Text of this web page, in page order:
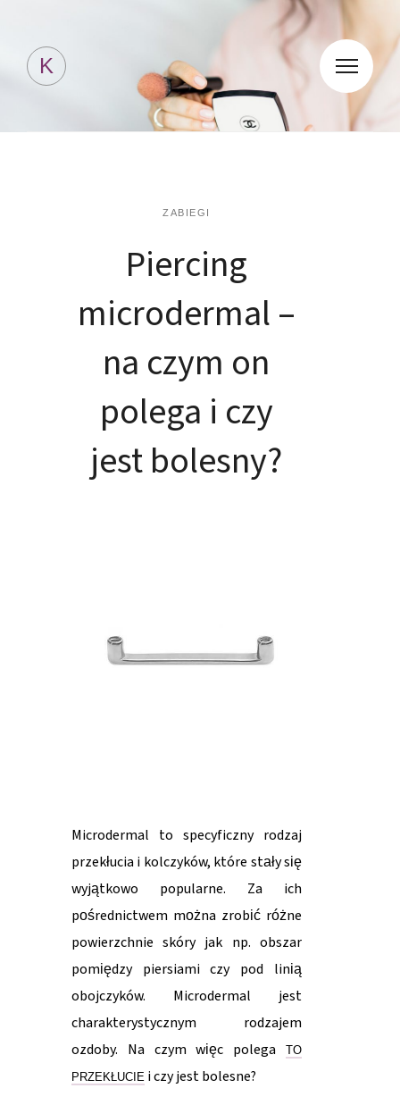
K
ZABIEGI
Piercing
microdermal –
na czym on
polega i czy
jest bolesny?
Microdermal to specyficzny rodzaj
przekłucia i kolczyków, które stały się
wyjątkowo popularne. Za ich
pośrednictwem można zrobić różne
powierzchnie skóry jak np. obszar
pomiędzy piersiami czy pod linią
obojczyków. Microdermal jest
charakterystycznym rodzajem
ozdoby. Na czym więc polegaTO
PRZEKŁUCIEi czy jest bolesne?